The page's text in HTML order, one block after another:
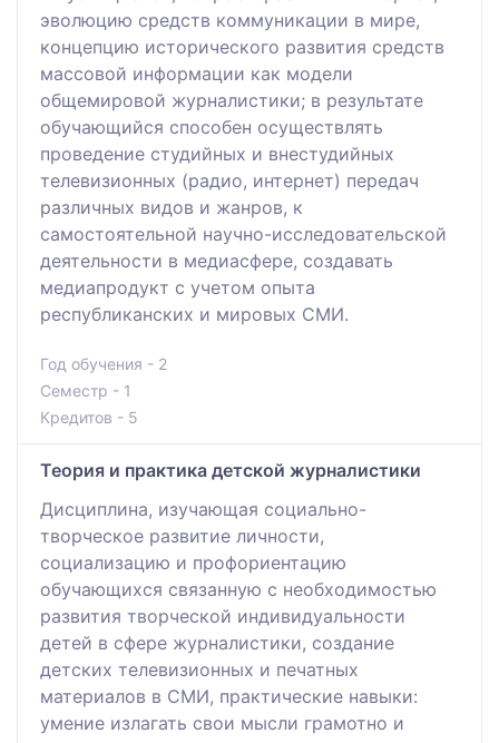
эволюцию средств коммуникации в мире,
концепцию исторического развития средств
массовой информации как модели
общемировой журналистики; в результате
обучающийся способен осуществлять
проведение студийных и внестудийных
телевизионных (радио, интернет) передач
различных видов и жанров, к
самостоятельной научно-исследовательской
деятельности в медиасфере, создавать
медиапродукт с учетом опыта
республиканских и мировых СМИ.
Год обучения - 2
Семестр - 1
Кредитов - 5
Теория и практика детской журналистики
Дисциплина, изучающая социально-
творческое развитие личности,
социализацию и профориентацию
обучающихся связанную с необходимостью
развития творческой индивидуальности
детей в сфере журналистики, создание
детских телевизионных и печатных
материалов в СМИ, практические навыки:
умение излагать свои мысли грамотно и